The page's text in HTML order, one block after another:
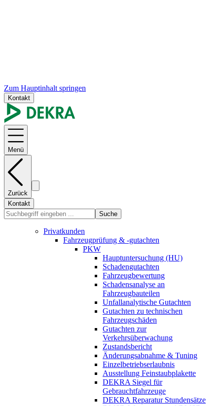
Zum Hauptinhalt springen
Kontakt
Menü
Zurück
Kontakt
Suche
Privatkunden
Fahrzeugprüfung & -gutachten
PKW
Hauptuntersuchung (HU)
Schadengutachten
Fahrzeugbewertung
Schadensanalyse an
Fahrzeugbauteilen
Unfallanalytische Gutachten
Gutachten zu technischen
Fahrzeugschäden
Gutachten zur
Verkehrsüberwachung
Zustandsbericht
Änderungsabnahme & Tuning
Einzelbetriebserlaubnis
Ausstellung Feinstaubplakette
DEKRA Siegel für
Gebrauchtfahrzeuge
DEKRA Reparatur Stundensätze